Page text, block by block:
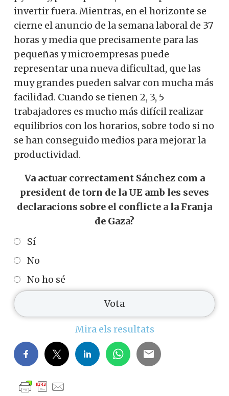
invertir fuera. Mientras, en el horizonte se
cierne el anuncio de la semana laboral de 37
horas y media que precisamente para las
pequeñas y microempresas puede
representar una nueva dificultad, que las
muy grandes pueden salvar con mucha más
facilidad. Cuando se tienen 2, 3, 5
trabajadores es mucho más difícil realizar
equilibrios con los horarios, sobre todo si no
se han conseguido medios para mejorar la
productividad.
Va actuar correctament Sánchez com a
president de torn de la UE amb les seves
declaracions sobre el conflicte a la Franja
de Gaza?
Sí
No
No ho sé
Mira els resultats